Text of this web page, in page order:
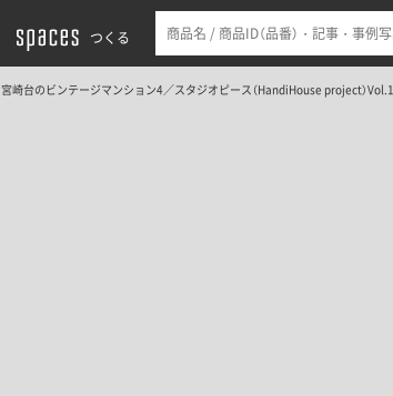
つくる
宮崎台のビンテージマンション4／スタジオピース（HandiHouse project）Vol.1